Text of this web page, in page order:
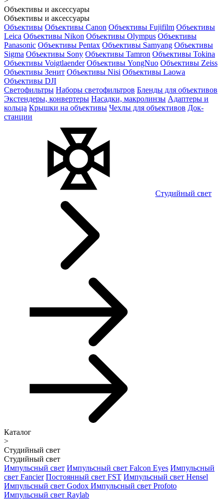
Объективы и аксессуары
Объективы и аксессуары
Объективы Объективы Canon Объективы Fujifilm Объективы
Leica Объективы Nikon Объективы Olympus Объективы
Panasonic Объективы Pentax Объективы Samyang Объективы
Sigma Объективы Sony Объективы Tamron Объективы Tokina
Объективы Voigtlaender Объективы YongNuo Объективы Zeiss
Объективы Зенит Объективы Nisi Объективы Laowa
Объективы DJI
Светофильтры Наборы светофильтров Бленды для объективов
Экстендеры, конвертеры Насадки, макролинзы Адаптеры и
кольца Крышки на объективы Чехлы для объективов Док-
станции
Студийный свет
Каталог
>
Студийный свет
Студийный свет
Импульсный свет Импульсный свет Falcon Eyes Импульсный
свет Fancier Постоянный свет FST Импульсный свет Hensel
Импульсный свет Godox Импульсный свет Profoto
Импульсный свет Raylab